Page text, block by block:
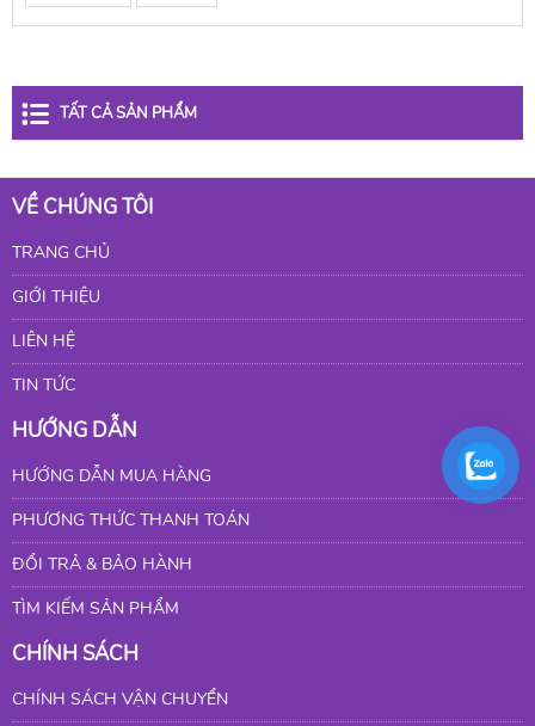
TẤT CẢ SẢN PHẨM
VỀ CHÚNG TÔI
TRANG CHỦ
GIỚI THIỆU
LIÊN HỆ
TIN TỨC
HƯỚNG DẪN
HƯỚNG DẪN MUA HÀNG
PHƯƠNG THỨC THANH TOÁN
ĐỔI TRẢ & BẢO HÀNH
TÌM KIẾM SẢN PHẨM
CHÍNH SÁCH
CHÍNH SÁCH VẬN CHUYỂN